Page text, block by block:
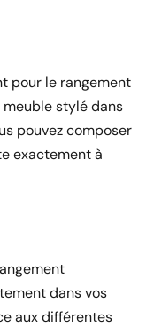
pour le rangement
stylé dans
pouvez composer
exactement à
dans vos
aux différentes